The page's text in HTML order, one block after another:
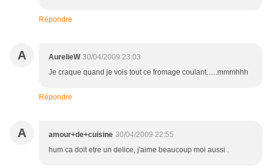
Répondre
A AurelieW 30/04/2009 23:03
Je craque quand je vois tout ce fromage coulant......mmmhhh
Répondre
A amour+de+cuisine 30/04/2009 22:55
hum ca doit etre un delice, j'aime beaucoup moi aussi .